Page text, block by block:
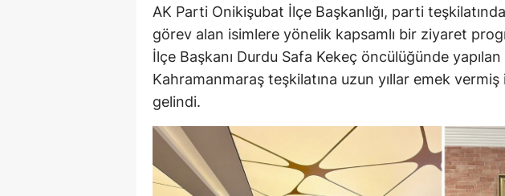
AK Parti Onikişubat İlçe Başkanlığı, parti
görev alan isimlere yönelik kapsamlı bir ziyaret
İlçe Başkanı Durdu Safa Kekeç öncülüğünde
Kahramanmaraş teşkilatına uzun yıllar emek
gelindi.